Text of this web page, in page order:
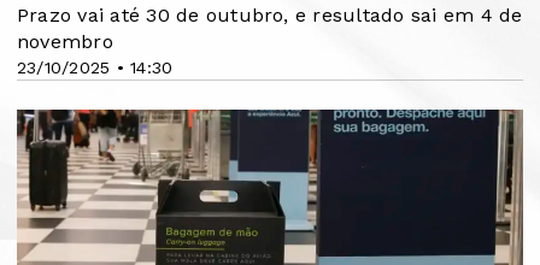
23/10/2025 • 14:30
Prazo vai até 30 de outubro, e resultado sai em 4 de
novembro